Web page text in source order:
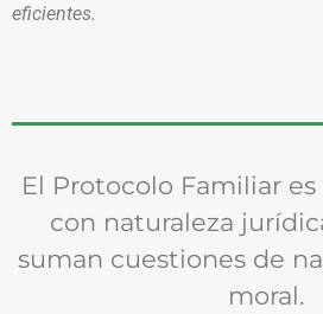
eficientes.
El Protocolo Familiar
con naturaleza
suman cuestiones de
moral.